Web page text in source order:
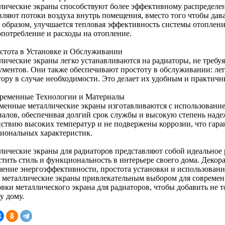
экраны способствуют более эффективному
потоки воздуха внутрь помещения, вместо того чтобы
улучшается тепловая эффективность системы
и расходы на отопление.
в Установке и Обслуживании
экраны легко устанавливаются на радиаторы, не
Они также обеспечивают простоту в обслуживании:
в случае необходимости. Это делает их удобным и
Технологии и Материалы
металлические экраны изготавливаются с
обеспечивая долгий срок службы и высокую степень
высоких температур и не подвержены коррозии, что
характеристик.
экраны для радиаторов представляют собой
стиль и функциональность в интерьере своего дома.
энергоэффективности, простота установки и
металлические экраны привлекательным выбором для
металлического экрана для радиаторов, чтобы добавить не
дому.